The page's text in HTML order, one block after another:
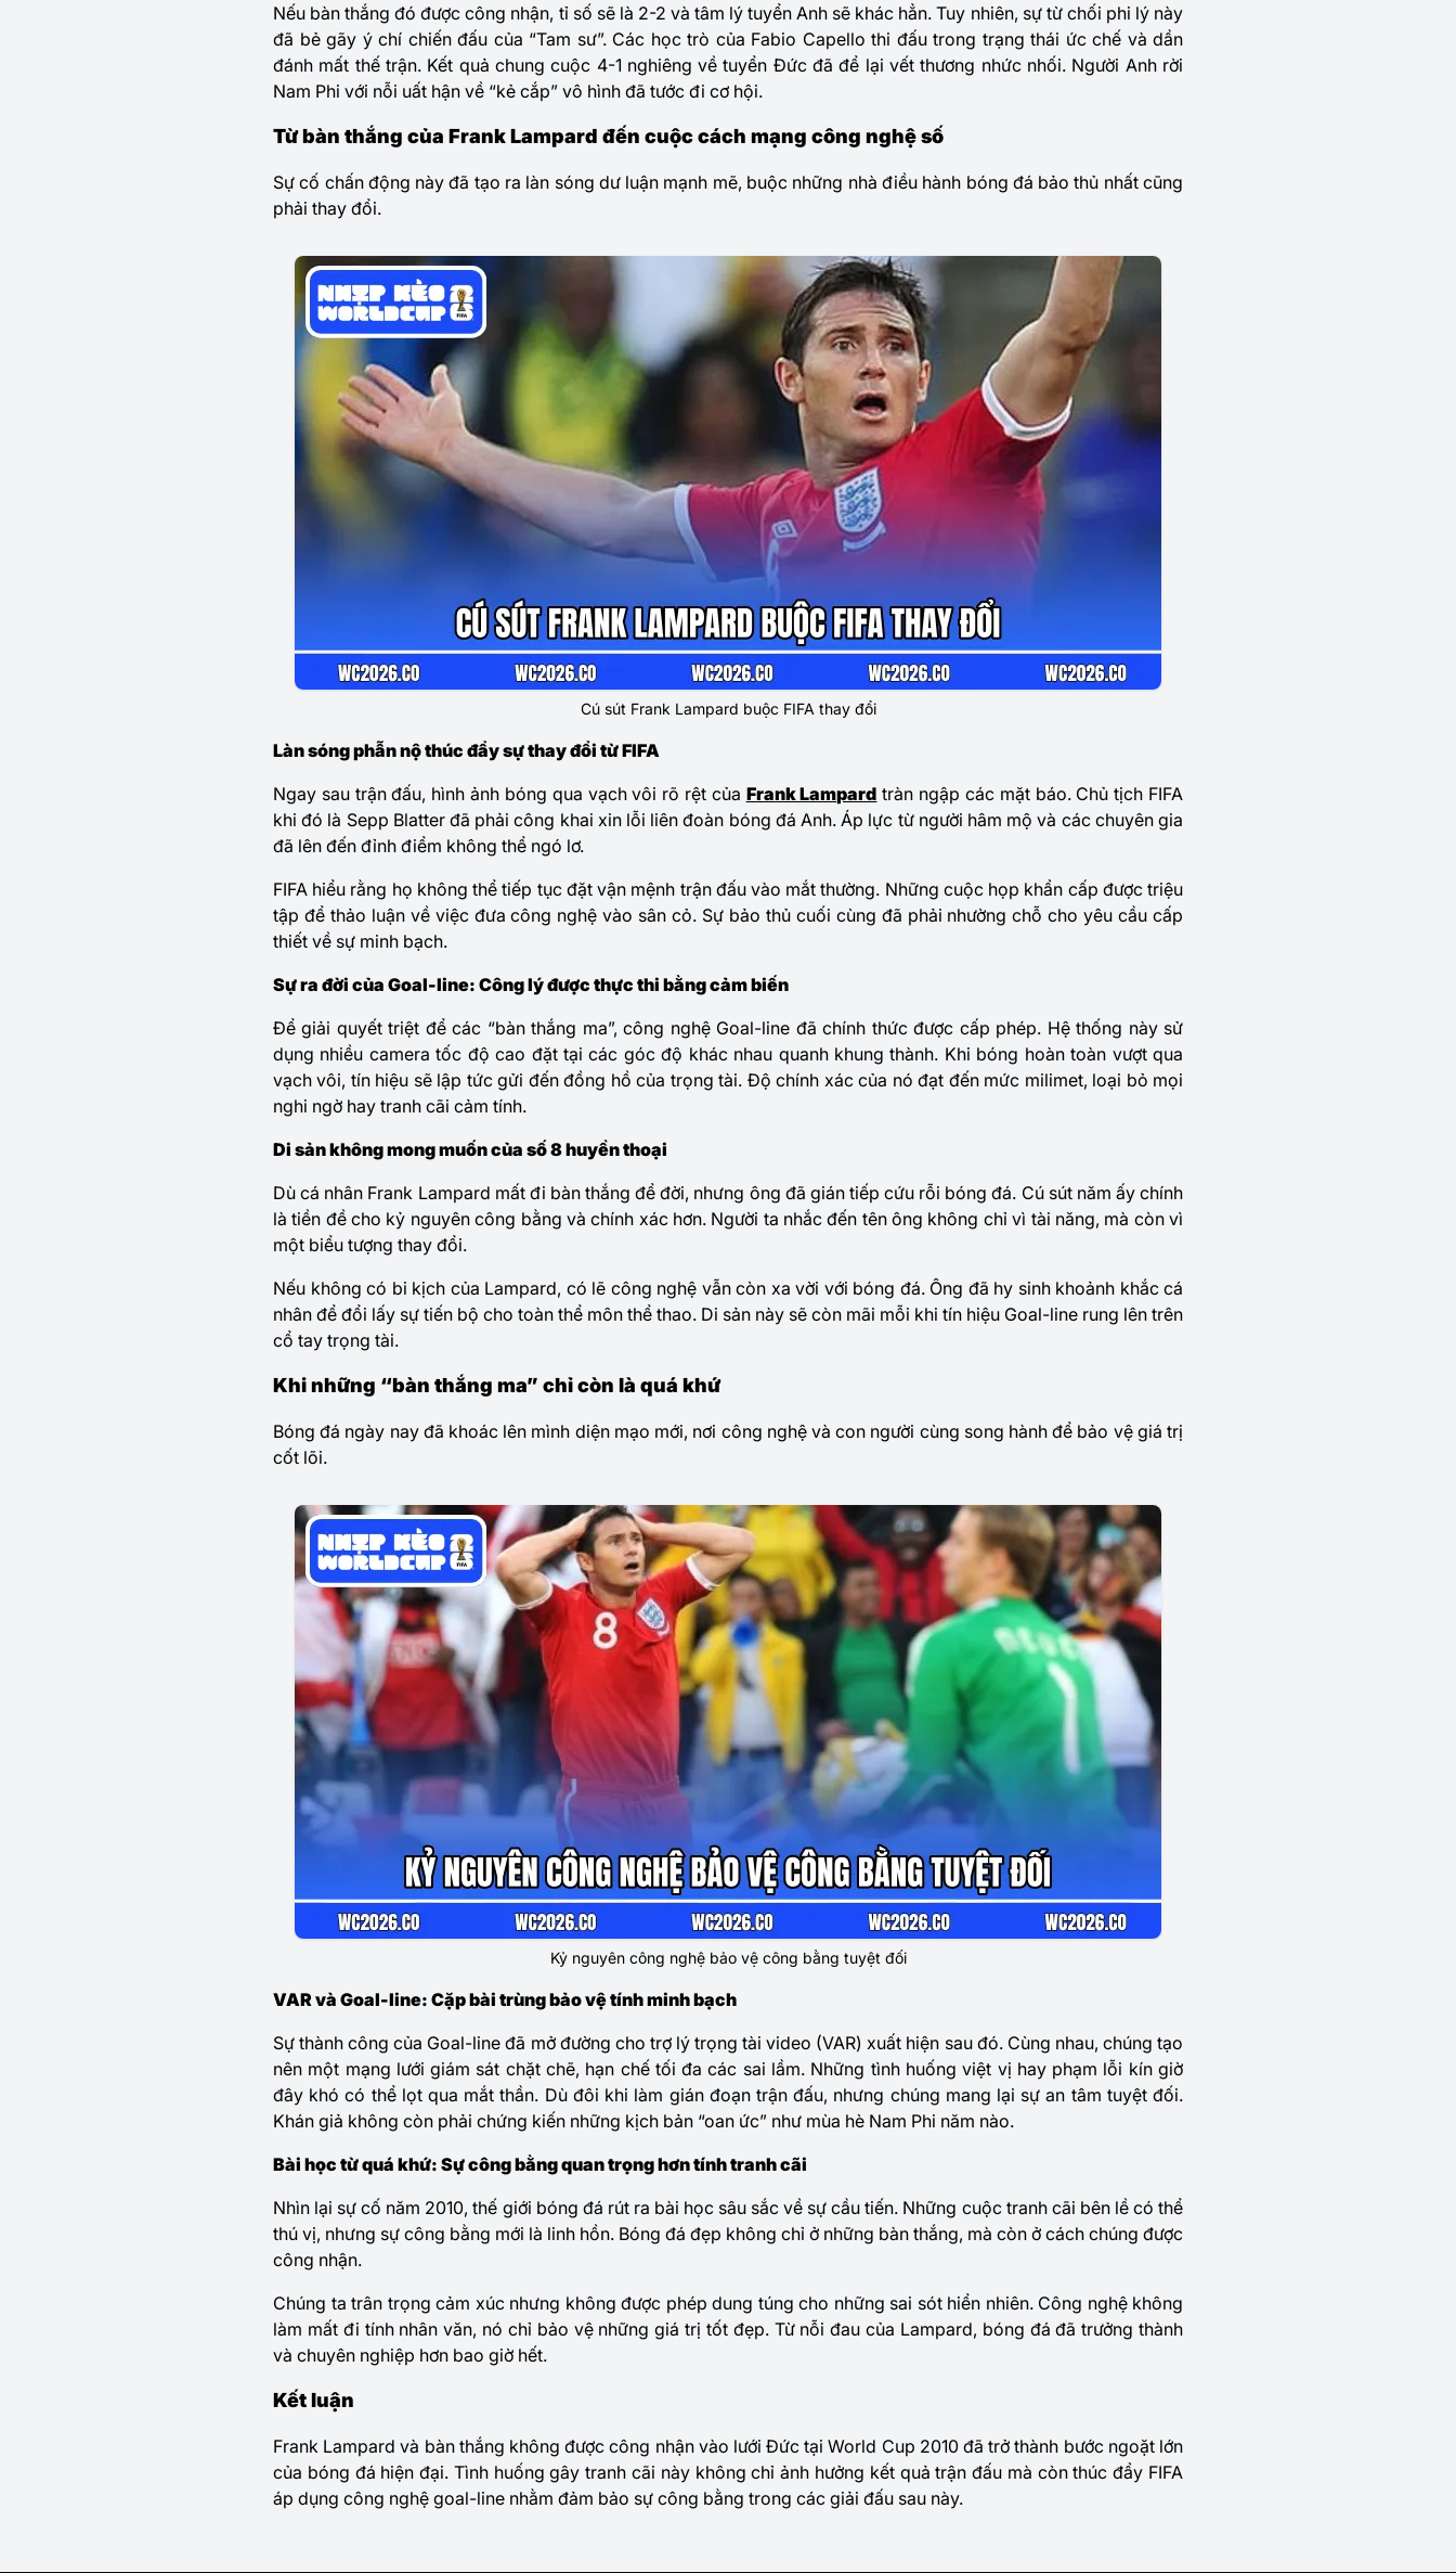
Nếu bàn thắng đó được công nhận, tỉ số sẽ là 2-2 và tâm lý tuyển Anh sẽ khác hẳn. Tuy nhiên, sự từ chối phi lý này
đã bẻ gãy ý chí chiến đấu của “Tam sư”. Các học trò của Fabio Capello thi đấu trong trạng thái ức chế và dần
đánh mất thế trận. Kết quả chung cuộc 4-1 nghiêng về tuyển Đức đã để lại vết thương nhức nhối. Người Anh rời
Nam Phi với nỗi uất hận về “kẻ cắp” vô hình đã tước đi cơ hội.
Từ bàn thắng của Frank Lampard đến cuộc cách mạng công nghệ số
Sự cố chấn động này đã tạo ra làn sóng dư luận mạnh mẽ, buộc những nhà điều hành bóng đá bảo thủ nhất cũng
phải thay đổi.
Cú sút Frank Lampard buộc FIFA thay đổi
Làn sóng phẫn nộ thúc đẩy sự thay đổi từ FIFA
Ngay sau trận đấu, hình ảnh bóng qua vạch vôi rõ rệt của Frank Lampard tràn ngập các mặt báo. Chủ tịch FIFA
khi đó là Sepp Blatter đã phải công khai xin lỗi liên đoàn bóng đá Anh. Áp lực từ người hâm mộ và các chuyên gia
đã lên đến đỉnh điểm không thể ngó lơ.
FIFA hiểu rằng họ không thể tiếp tục đặt vận mệnh trận đấu vào mắt thường. Những cuộc họp khẩn cấp được triệu
tập để thảo luận về việc đưa công nghệ vào sân cỏ. Sự bảo thủ cuối cùng đã phải nhường chỗ cho yêu cầu cấp
thiết về sự minh bạch.
Sự ra đời của Goal-line: Công lý được thực thi bằng cảm biến
Để giải quyết triệt để các “bàn thắng ma”, công nghệ Goal-line đã chính thức được cấp phép. Hệ thống này sử
dụng nhiều camera tốc độ cao đặt tại các góc độ khác nhau quanh khung thành. Khi bóng hoàn toàn vượt qua
vạch vôi, tín hiệu sẽ lập tức gửi đến đồng hồ của trọng tài. Độ chính xác của nó đạt đến mức milimet, loại bỏ mọi
nghi ngờ hay tranh cãi cảm tính.
Di sản không mong muốn của số 8 huyền thoại
Dù cá nhân Frank Lampard mất đi bàn thắng để đời, nhưng ông đã gián tiếp cứu rỗi bóng đá. Cú sút năm ấy chính
là tiền đề cho kỷ nguyên công bằng và chính xác hơn. Người ta nhắc đến tên ông không chỉ vì tài năng, mà còn vì
một biểu tượng thay đổi.
Nếu không có bi kịch của Lampard, có lẽ công nghệ vẫn còn xa vời với bóng đá. Ông đã hy sinh khoảnh khắc cá
nhân để đổi lấy sự tiến bộ cho toàn thể môn thể thao. Di sản này sẽ còn mãi mỗi khi tín hiệu Goal-line rung lên trên
cổ tay trọng tài.
Khi những “bàn thắng ma” chỉ còn là quá khứ
Bóng đá ngày nay đã khoác lên mình diện mạo mới, nơi công nghệ và con người cùng song hành để bảo vệ giá trị
cốt lõi.
Kỷ nguyên công nghệ bảo vệ công bằng tuyệt đối
VAR và Goal-line: Cặp bài trùng bảo vệ tính minh bạch
Sự thành công của Goal-line đã mở đường cho trợ lý trọng tài video (VAR) xuất hiện sau đó. Cùng nhau, chúng tạo
nên một mạng lưới giám sát chặt chẽ, hạn chế tối đa các sai lầm. Những tình huống việt vị hay phạm lỗi kín giờ
đây khó có thể lọt qua mắt thần. Dù đôi khi làm gián đoạn trận đấu, nhưng chúng mang lại sự an tâm tuyệt đối.
Khán giả không còn phải chứng kiến những kịch bản “oan ức” như mùa hè Nam Phi năm nào.
Bài học từ quá khứ: Sự công bằng quan trọng hơn tính tranh cãi
Nhìn lại sự cố năm 2010, thế giới bóng đá rút ra bài học sâu sắc về sự cầu tiến. Những cuộc tranh cãi bên lề có thể
thú vị, nhưng sự công bằng mới là linh hồn. Bóng đá đẹp không chỉ ở những bàn thắng, mà còn ở cách chúng được
công nhận.
Chúng ta trân trọng cảm xúc nhưng không được phép dung túng cho những sai sót hiển nhiên. Công nghệ không
làm mất đi tính nhân văn, nó chỉ bảo vệ những giá trị tốt đẹp. Từ nỗi đau của Lampard, bóng đá đã trưởng thành
và chuyên nghiệp hơn bao giờ hết.
Kết luận
Frank Lampard và bàn thắng không được công nhận vào lưới Đức tại World Cup 2010 đã trở thành bước ngoặt lớn
của bóng đá hiện đại. Tình huống gây tranh cãi này không chỉ ảnh hưởng kết quả trận đấu mà còn thúc đẩy FIFA
áp dụng công nghệ goal-line nhằm đảm bảo sự công bằng trong các giải đấu sau này.